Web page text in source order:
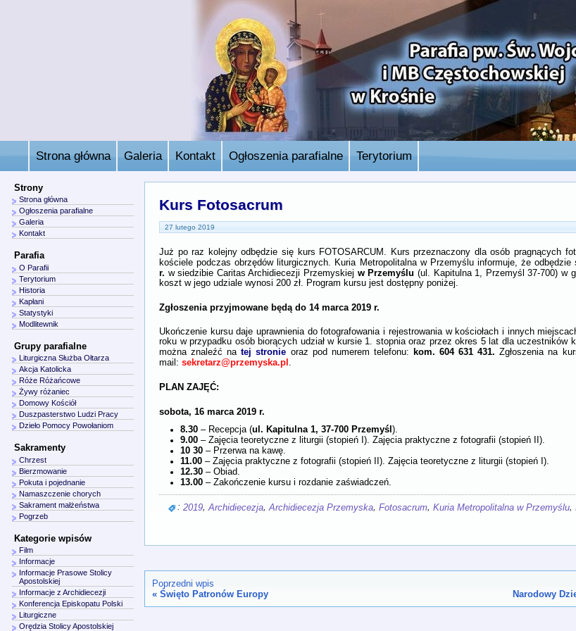
Strona główna Galeria Kontakt Ogłoszenia parafialne Terytorium
Kurs Fotosacrum
27 lutego 2019
Już po raz kolejny odbędzie się kurs FOTOSARCUM. Kurs przeznaczony dla osób pragnących
kościele podczas obrzędów liturgicznych. Kuria Metropolitalna w Przemyślu informuje, że
r. w siedzibie Caritas Archidiecezji Przemyskiej w Przemyślu (ul. Kapitulna 1, Przemyśl 37-700) w
koszt w jego udziale wynosi 200 zł. Program kursu jest dostępny poniżej.
Zgłoszenia przyjmowane będą do 14 marca 2019 r.
Ukończenie kursu daje uprawnienia do fotografowania i rejestrowania w kościołach i innych
roku w przypadku osób biorących udział w kursie 1. stopnia oraz przez okres 5 lat dla uczestników
można znaleźć natej stronie oraz pod numerem telefonu: kom. 604 631 431.Zgłoszenia na
mail: sekretarz@przemyska.pl
PLAN ZAJĘĆ:
sobota, 16 marca 2019 r.
8.30 – Recepcja (ul. Kapitulna 1, 37-700 Przemyśl).
9.00 – Zajęcia teoretyczne z liturgii (stopień I). Zajęcia praktyczne z fotografii (stopień II).
10 30 – Przerwa na kawę.
11.00 – Zajęcia praktyczne z fotografii (stopień II). Zajęcia teoretyczne z liturgii (stopień I).
12.30 – Obiad.
13.00 – Zakończenie kursu i rozdanie zaświadczeń.
: 2019 Archidiecezja Archidiecezja Przemyska Fotosacrum Kuria Metropolitalna w Przemyślu
Poprzedni wpis
« Święto Patronów Europy
Narodowy
Strony
Strona główna
Ogłoszenia parafialne
Galeria
Kontakt
Parafia
O Parafii
Terytorium
Historia
Kapłani
Statystyki
Modlitewnik
Grupy parafialne
Liturgiczna Służba Ołtarza
Akcja Katolicka
Róże Różańcowe
Żywy różaniec
Domowy Kościół
Duszpasterstwo Ludzi Pracy
Dzieło Pomocy Powołaniom
Sakramenty
Chrzest
Bierzmowanie
Pokuta i pojednanie
Namaszczenie chorych
Sakrament małżeństwa
Pogrzeb
Kategorie wpisów
Film
Informacje
Informacje Prasowe Stolicy
Apostolskiej
Informacje z Archidiecezji
Konferencja Episkopatu Polski
Liturgiczne
Orędzia Stolicy Apostolskiej